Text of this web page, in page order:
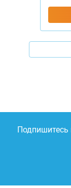
Подпишитесь